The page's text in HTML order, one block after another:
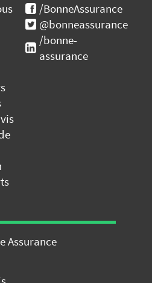
/BonneAssurance
@bonneassurance
/bonne-
assurance
Assurance